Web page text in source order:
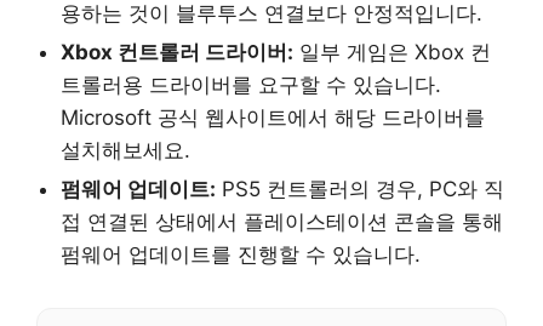
용하는 것이 블루투스 연결보다 안정적입니다.
Xbox 컨트롤러 드라이버: 일부 게임은 Xbox 컨
트롤러용 드라이버를 요구할 수 있습니다.
Microsoft 공식 웹사이트에서 해당 드라이버를
설치해보세요.
펌웨어 업데이트: PS5 컨트롤러의 경우, PC와 직
접 연결된 상태에서 플레이스테이션 콘솔을 통해
펌웨어 업데이트를 진행할 수 있습니다.